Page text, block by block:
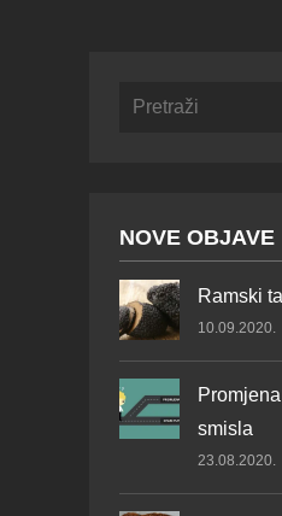
NOVE OBJAVE
Ramski
10.09.2020.
smisla
23.08.2020.